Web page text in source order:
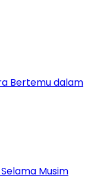
Bertemu dalam
Musim